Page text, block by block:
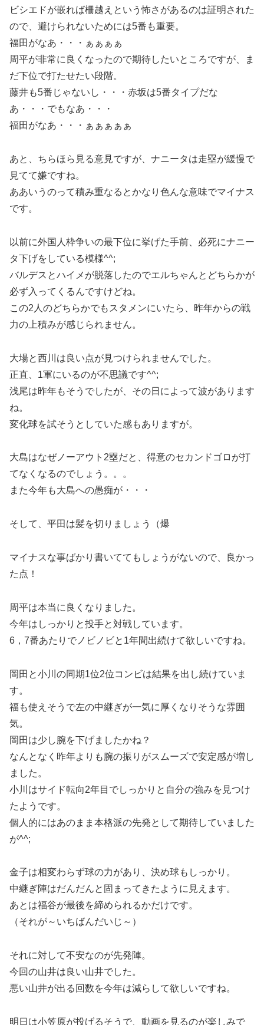
ビシエドが嵌れば柵越えという怖さがあるのは証明された
ので、避けられないためには5番も重要。
福田がなあ・・・ぁぁぁぁ
周平が非常に良くなったので期待したいところですが、ま
だ下位で打たせたい段階。
藤井も5番じゃないし・・・赤坂は5番タイプだな
あ・・・でもなあ・・・
福田がなあ・・・ぁぁぁぁぁ
あと、ちらほら見る意見ですが、ナニータは走塁が緩慢で
見てて嫌ですね。
ああいうのって積み重なるとかなり色んな意味でマイナス
です。
以前に外国人枠争いの最下位に挙げた手前、必死にナニー
タ下げをしている模様^^;
バルデスとハイメが脱落したのでエルちゃんとどちらかが
必ず入ってくるんですけどね。
この2人のどちらかでもスタメンにいたら、昨年からの戦
力の上積みが感じられません。
大場と西川は良い点が見つけられませんでした。
正直、1軍にいるのが不思議です^^;
浅尾は昨年もそうでしたが、その日によって波があります
ね。
変化球を試そうとしていた感もありますが。
大島はなぜノーアウト2塁だと、得意のセカンドゴロが打
てなくなるのでしょう。。。
また今年も大島への愚痴が・・・
そして、平田は髪を切りましょう（爆
マイナスな事ばかり書いててもしょうがないので、良かっ
た点！
周平は本当に良くなりました。
今年はしっかりと投手と対戦しています。
6，7番あたりでノビノビと1年間出続けて欲しいですね。
岡田と小川の同期1位2位コンビは結果を出し続けていま
す。
福も使えそうで左の中継ぎが一気に厚くなりそうな雰囲
気。
岡田は少し腕を下げましたかね？
なんとなく昨年よりも腕の振りがスムーズで安定感が増し
ました。
小川はサイド転向2年目でしっかりと自分の強みを見つけ
たようです。
個人的にはあのまま本格派の先発として期待していました
が^^;
金子は相変わらず球の力があり、決め球もしっかり。
中継ぎ陣はだんだんと固まってきたように見えます。
あとは福谷が最後を締められるかだけです。
（それが～いちばんだいじ～）
それに対して不安なのが先発陣。
今回の山井は良い山井でした。
悪い山井が出る回数を今年は減らして欲しいですね。
明日は小笠原が投げるそうで、動画を見るのが楽しみで